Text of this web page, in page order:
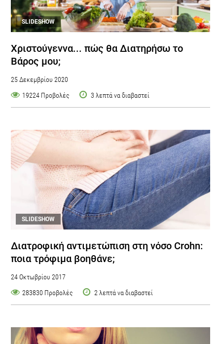
SLIDESHOW
Χριστούγεννα... πώς θα Διατηρήσω το
Βάρος μου;
25 Δεκεμβρίου 2020
19224 Προβολές
3 λεπτά να διαβαστεί
SLIDESHOW
Διατροφική αντιμετώπιση στη νόσο Crohn:
ποια τρόφιμα βοηθάνε;
24 Οκτωβρίου 2017
283830 Προβολές
2 λεπτά να διαβαστεί